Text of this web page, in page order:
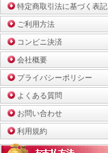
特定商取引法に基づく表記
ご利用方法
コンビニ決済
会社概要
プライバシーポリシー
よくある質問
お問い合わせ
利用規約